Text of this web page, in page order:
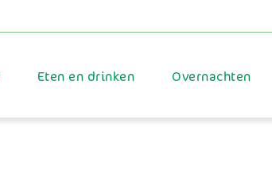
Eten en drinken Overnachten